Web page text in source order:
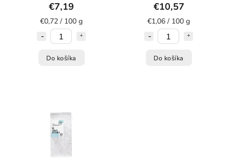
€7,19
€0,72 / 100 g
Do košíka
€10,57
€1,06 / 100 g
Do košíka